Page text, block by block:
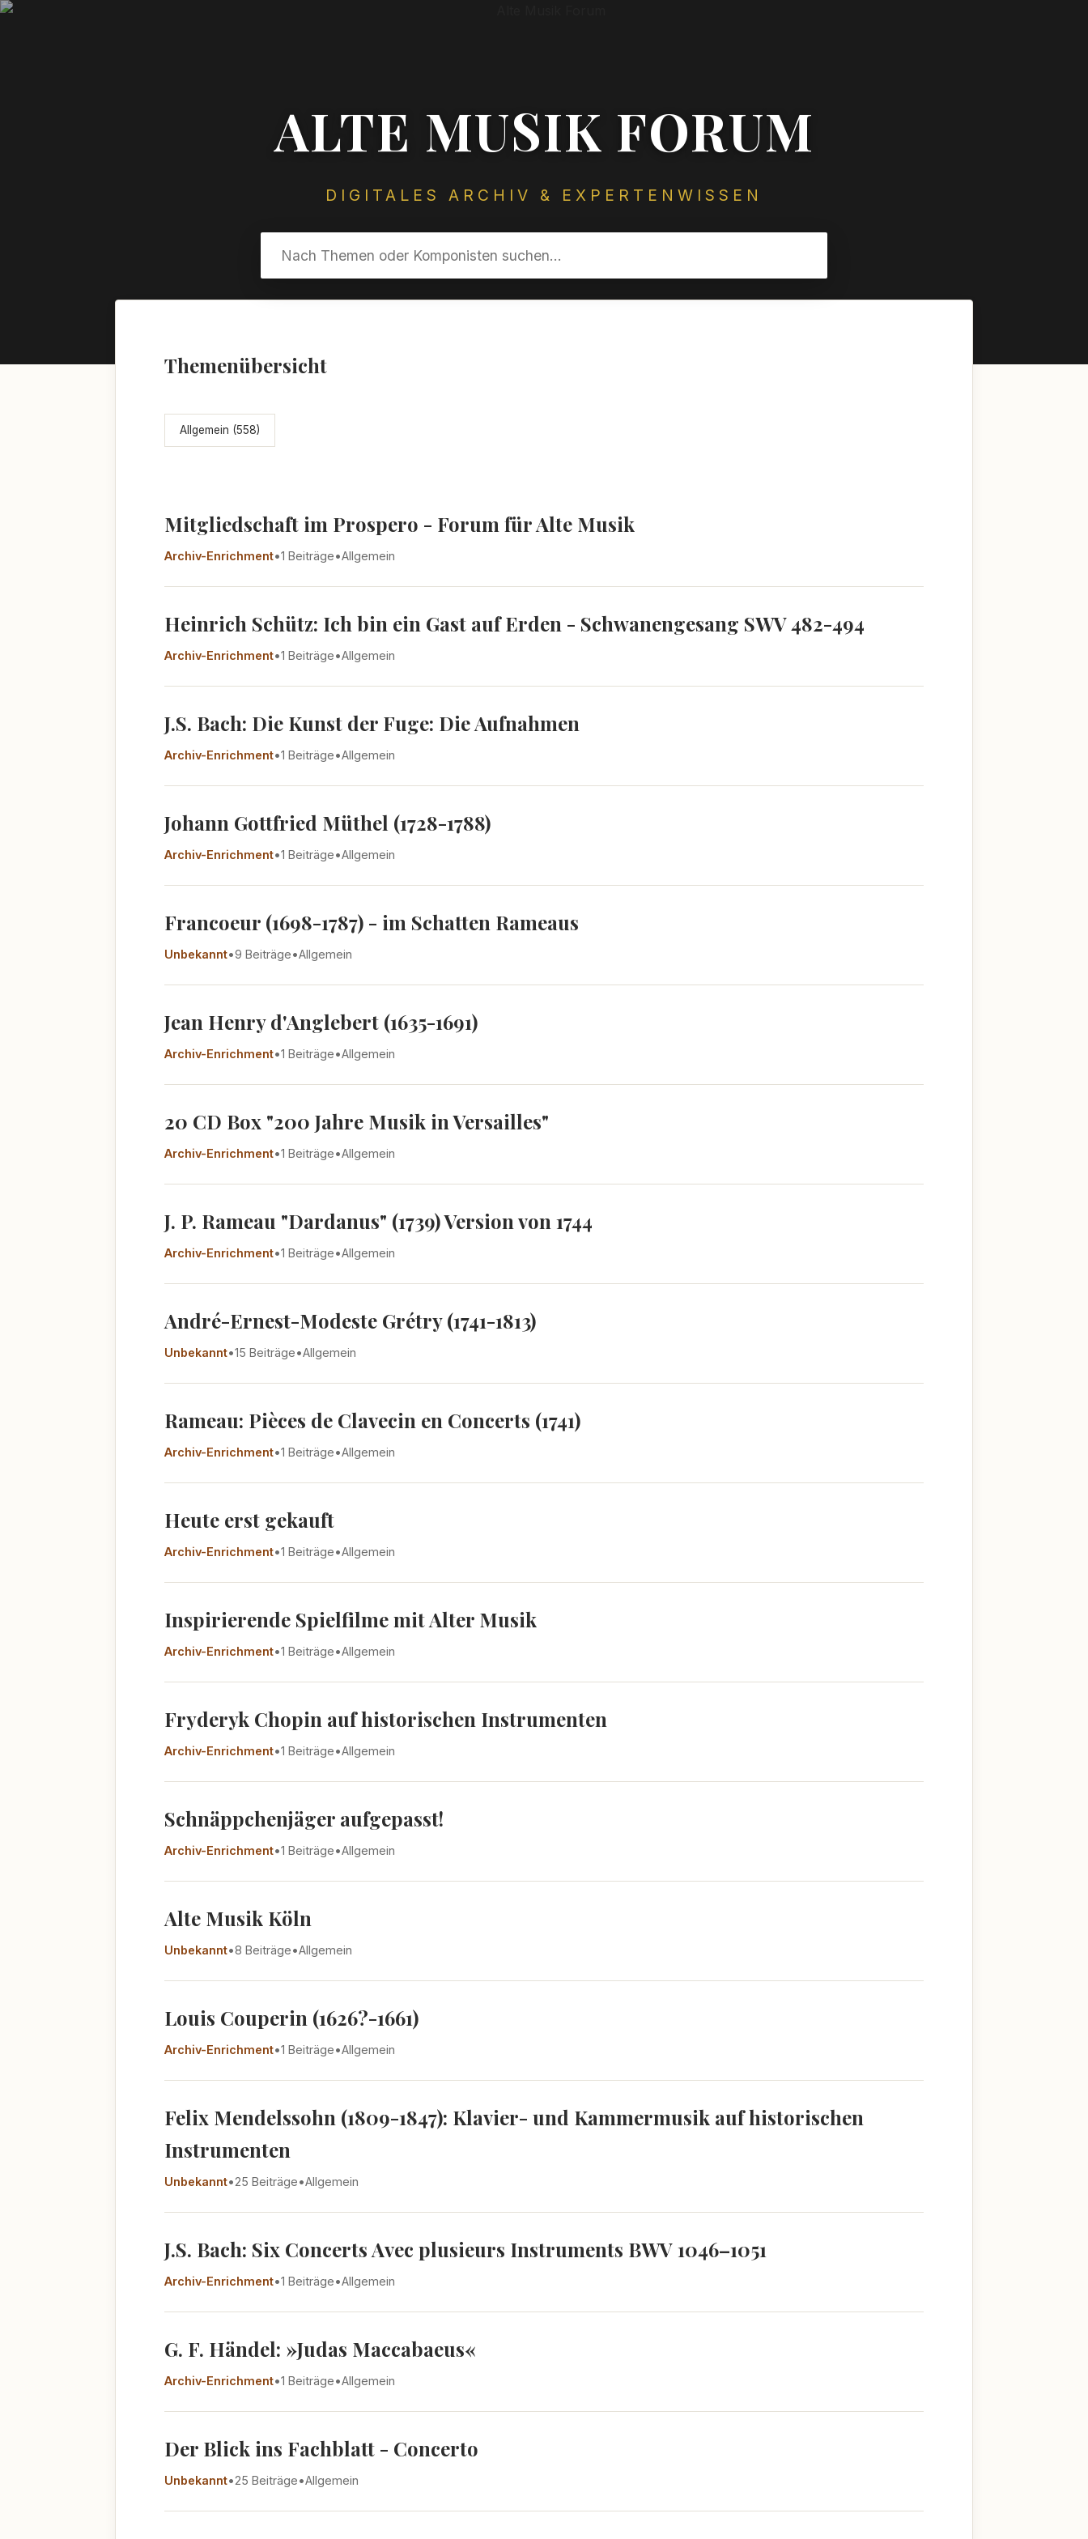
ALTE MUSIK FORUM
DIGITALES ARCHIV & EXPERTENWISSEN
Themenübersicht
Allgemein (558)
Mitgliedschaft im Prospero - Forum für Alte Musik
Archiv-Enrichment•1 Beiträge•Allgemein
Heinrich Schütz: Ich bin ein Gast auf Erden - Schwanengesang SWV 482-494
Archiv-Enrichment•1 Beiträge•Allgemein
J.S. Bach: Die Kunst der Fuge: Die Aufnahmen
Archiv-Enrichment•1 Beiträge•Allgemein
Johann Gottfried Müthel (1728-1788)
Archiv-Enrichment•1 Beiträge•Allgemein
Francoeur (1698-1787) - im Schatten Rameaus
Unbekannt•9 Beiträge•Allgemein
Jean Henry d'Anglebert (1635-1691)
Archiv-Enrichment•1 Beiträge•Allgemein
20 CD Box "200 Jahre Musik in Versailles"
Archiv-Enrichment•1 Beiträge•Allgemein
J. P. Rameau "Dardanus" (1739) Version von 1744
Archiv-Enrichment•1 Beiträge•Allgemein
André-Ernest-Modeste Grétry (1741-1813)
Unbekannt•15 Beiträge•Allgemein
Rameau: Pièces de Clavecin en Concerts (1741)
Archiv-Enrichment•1 Beiträge•Allgemein
Heute erst gekauft
Archiv-Enrichment•1 Beiträge•Allgemein
Inspirierende Spielfilme mit Alter Musik
Archiv-Enrichment•1 Beiträge•Allgemein
Fryderyk Chopin auf historischen Instrumenten
Archiv-Enrichment•1 Beiträge•Allgemein
Schnäppchenjäger aufgepasst!
Archiv-Enrichment•1 Beiträge•Allgemein
Alte Musik Köln
Unbekannt•8 Beiträge•Allgemein
Louis Couperin (1626?-1661)
Archiv-Enrichment•1 Beiträge•Allgemein
Felix Mendelssohn (1809-1847): Klavier- und Kammermusik auf historischen
Instrumenten
Unbekannt•25 Beiträge•Allgemein
J.S. Bach: Six Concerts Avec plusieurs Instruments BWV 1046–1051
Archiv-Enrichment•1 Beiträge•Allgemein
G. F. Händel: »Judas Maccabaeus«
Archiv-Enrichment•1 Beiträge•Allgemein
Der Blick ins Fachblatt - Concerto
Unbekannt•25 Beiträge•Allgemein